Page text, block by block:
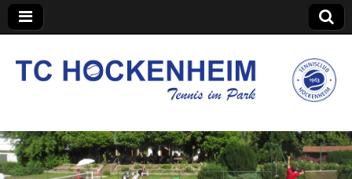
TC Hockenheim